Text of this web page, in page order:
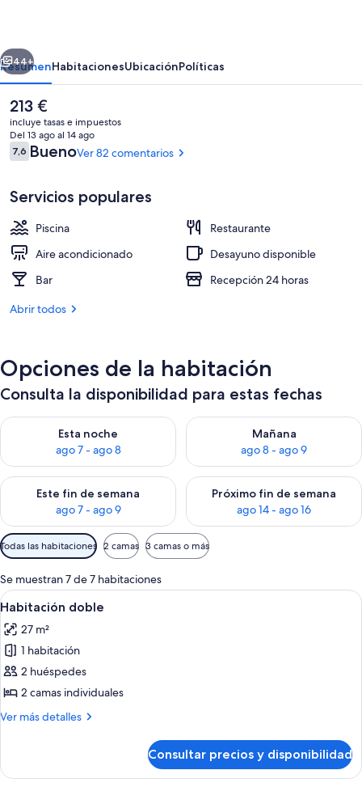
Se sirven desayunos, almuerzos y
Siguiente
44+
ResumenHabitacionesUbicaciónPolíticas
El
precio
actual
es
de
213 €
incluye tasas e impuestos
Del 13 ago al 14 ago
Comentarios
7,67,6 de 10
BuenoVer 82 comentarios
Servicios populares
Piscina
Restaurante
Aire acondicionado
Desayuno disponible
Bar
Recepción 24 horas
Abrir todos
Opciones de la habitación
Consulta la disponibilidad para estas fechas
Esta noche
ago 7 - ago 8
Consulta la disponibilidad para esta noche, ago 7 - ago 8
Mañana
ago 8 - ago 9
Consulta la disponibilidad
Este fin de semana
ago 7 - ago 9
Consulta la disponibilidad para este fin de semana, ago 7 -
Próximo fin de semana
ago 14 - ago 16
Consulta la disponibilidad
Filtros
disponibles
para
las
habitaciones
Todas las habitaciones 2 camas 3 camas o más
Se muestran 7 de 7 habitaciones
Abrir
todas
las
fotos
de
Habitación
doble
Un cuarto de hotel con una cama
10
Habitación doble
27 m²
1 habitación
2 huéspedes
2 camas individuales
Ver más detalles
Más
doble
Consultar precios y disponibilidad